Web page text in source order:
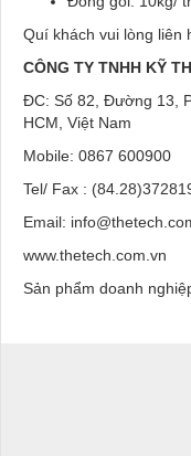
Quí khách vui lòng liên
CÔNG TY TNHH KỸ
ĐC: Số 82, Đường 13,
HCM, Việt Nam
Mobile: 0867 600900
Tel/ Fax :
Email:
www.thetech.com.vn
Sản phẩm doanh